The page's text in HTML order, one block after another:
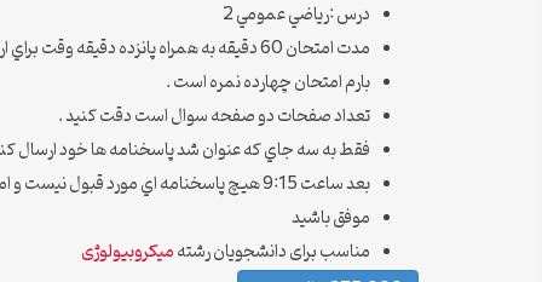
درس :رياضي عمومي 2
مدت امتحان 60 دقيقه به همراه پانزده دقيقه وقت براي ارسال
بارم امتحان چهارده نمره است .
تعداد صفحات دو صفحه سوال است دقت کنيد .
فقط به سه جاي که عنوان شد پاسخنامه ها خود ارسال
بعد ساعت 9:15 هيچ پاسخنامه اي مورد قبول نيست و امتحان براي آن دانشجو حذف ميشه .
موفق باشيد
مناسب برای دانشجویان رشتهمیکروبیولوژی